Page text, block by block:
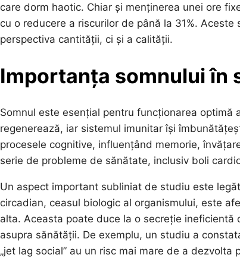
care dorm haotic. Chiar și menținerea unei ore
cu o reducere a riscurilor de până la 31%.
perspectiva cantității, ci și a calității.
Importanța somnului în
Somnul este esențial pentru funcționarea optimă
regenerează, iar sistemul imunitar își
procesele cognitive, influențând memorie,
serie de probleme de sănătate, inclusiv boli
Un aspect important subliniat de studiu este
circadian, ceasul biologic al organismului, este
alta. Aceasta poate duce la o secreție
asupra sănătății. De exemplu, un studiu a
„jet lag social” au un risc mai mare de a dezvolta